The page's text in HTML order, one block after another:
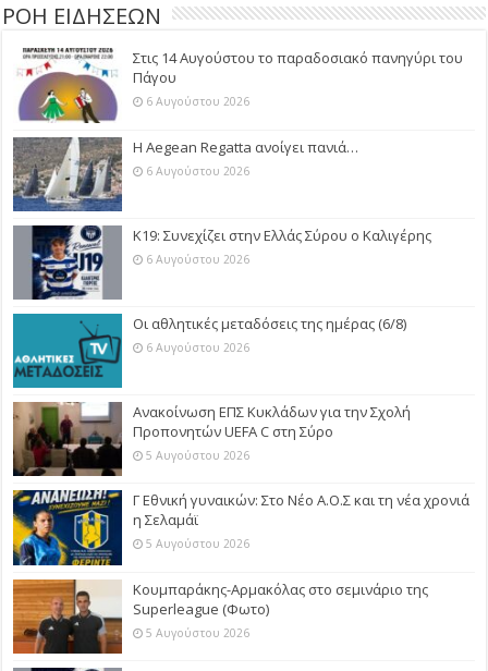
ΡΟΗ ΕΙΔΗΣΕΩΝ
Στις 14 Αυγούστου το παραδοσιακό πανηγύρι του
Πάγου
6 Αυγούστου 2026
Η Aegean Regatta ανοίγει πανιά…
6 Αυγούστου 2026
Κ19: Συνεχίζει στην Ελλάς Σύρου ο Καλιγέρης
6 Αυγούστου 2026
Οι αθλητικές μεταδόσεις της ημέρας (6/8)
6 Αυγούστου 2026
Ανακοίνωση ΕΠΣ Κυκλάδων για την Σχολή
Προπονητών UEFA C στη Σύρο
5 Αυγούστου 2026
Γ Εθνική γυναικών: Στο Νέο Α.Ο.Σ και τη νέα χρονιά
η Σελαμάϊ
5 Αυγούστου 2026
Κουμπαράκης-Αρμακόλας στο σεμινάριο της
Superleague (Φωτο)
5 Αυγούστου 2026